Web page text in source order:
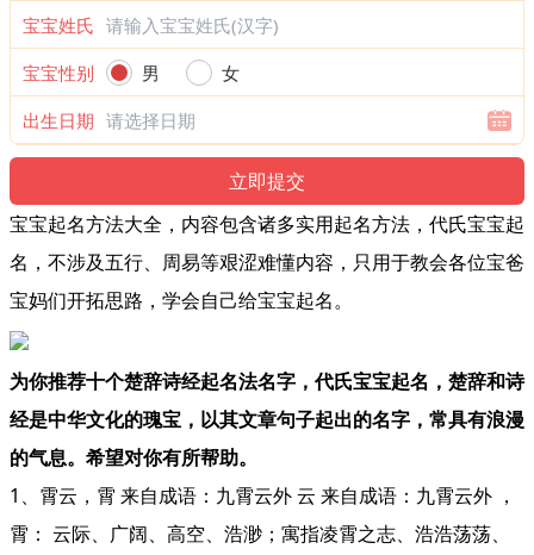
宝宝姓氏
宝宝性别
男
女
出生日期
宝宝起名方法大全，内容包含诸多实用起名方法，代氏宝宝起
名，不涉及五行、周易等艰涩难懂内容，只用于教会各位宝爸
宝妈们开拓思路，学会自己给宝宝起名。
为你推荐十个楚辞诗经起名法名字，代氏宝宝起名，楚辞和诗
经是中华文化的瑰宝，以其文章句子起出的名字，常具有浪漫
的气息。希望对你有所帮助。
1、霄云，霄 来自成语：九霄云外 云 来自成语：九霄云外 ，
霄： 云际、广阔、高空、浩渺；寓指凌霄之志、浩浩荡荡、